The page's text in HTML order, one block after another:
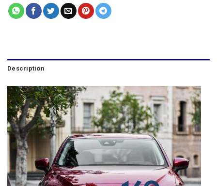
Description